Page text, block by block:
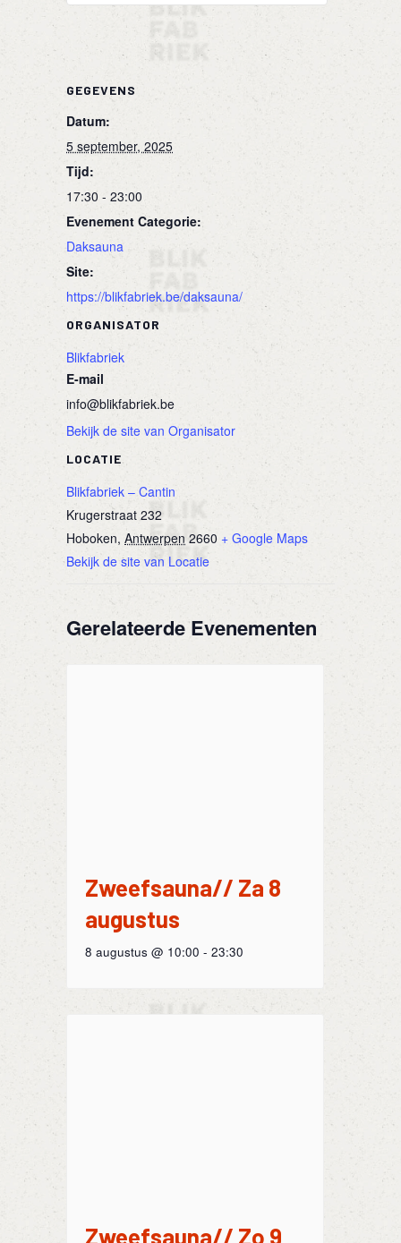
GEGEVENS
Datum:
5 september, 2025
Tijd:
17:30 - 23:00
Evenement Categorie:
Daksauna
Site:
https://blikfabriek.be/daksauna/
LOCATIE
Blikfabriek – Cantin
Krugerstraat 232
Hoboken, Antwerpen 2660 + Google Maps
Bekijk de site van Locatie
ORGANISATOR
Blikfabriek
E-mail
info@blikfabriek.be
Bekijk de site van Organisator
Gerelateerde Evenementen
Zweefsauna// Za 8
augustus
8 augustus @ 10:00 - 23:30
Zweefsauna// Zo 9